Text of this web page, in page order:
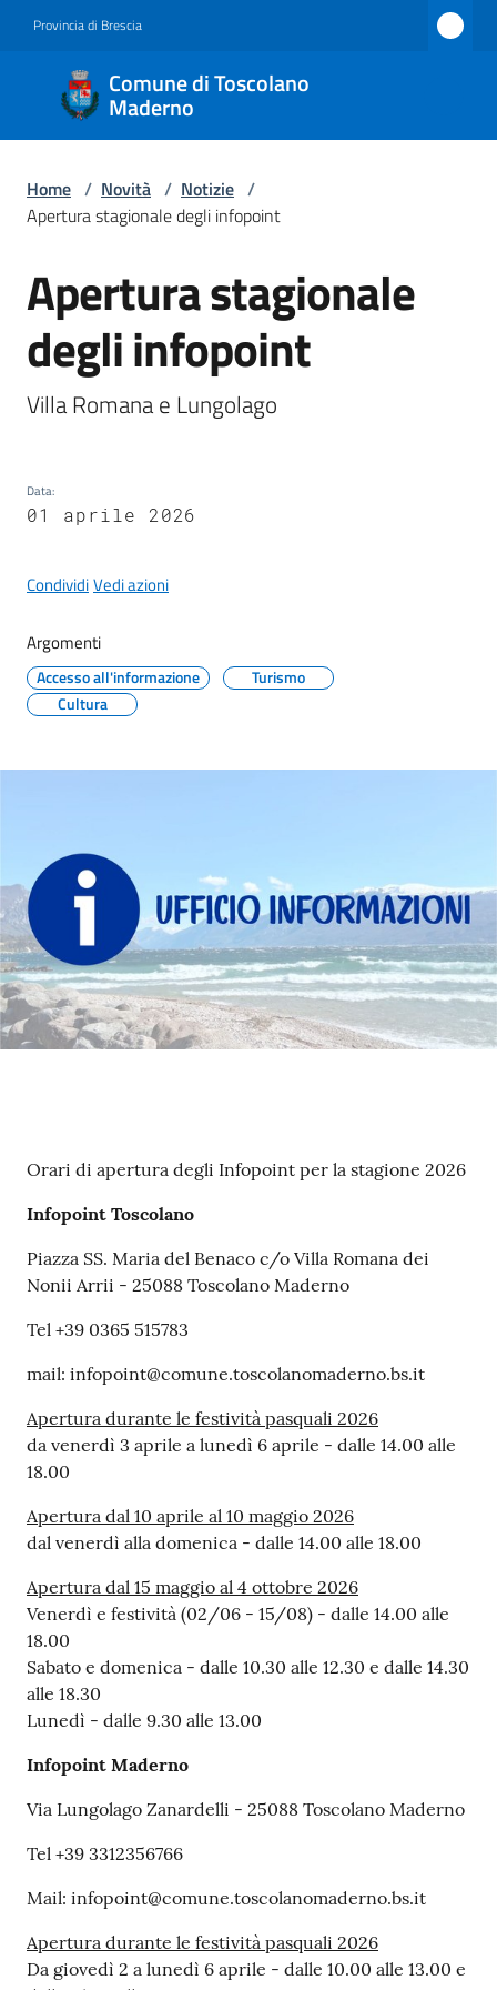
Provincia di Brescia
Comune di Toscolano
Maderno
Comune
di
Toscolano
Maderno
Amministrazione
Novità
Menu selezionato
Servizi
Toscolano
Maderno
P
o
r
d
a
l
o
s
e
r
s
c
l
a
t
i
i
Tutti
gli
argomenti...
Seguici
su
Home / Novità / Notizie /
Apertura stagionale degli infopoint
Salta al contenuto
Apertura stagionale
degli infopoint
Villa Romana e Lungolago
Data:
01 aprile 2026
CondividiVedi azioni
Argomenti
Accesso all'informazione
Turismo
Cultura
Contenuto
Orari di apertura degli Infopoint per la stagione 2026
Infopoint Toscolano
Piazza SS. Maria del Benaco c/o Villa Romana dei
Nonii Arrii - 25088 Toscolano Maderno
Tel +39 0365 515783
mail: infopoint@comune.toscolanomaderno.bs.it
Apertura durante le festività pasquali 2026
da venerdì 3 aprile a lunedì 6 aprile - dalle 14.00 alle
18.00
Apertura dal 10 aprile al 10 maggio 2026
dal venerdì alla domenica - dalle 14.00 alle 18.00
Apertura dal 15 maggio al 4 ottobre 2026
Venerdì e festività (02/06 - 15/08) - dalle 14.00 alle
18.00
Sabato e domenica - dalle 10.30 alle 12.30 e dalle 14.30
alle 18.30
Lunedì - dalle 9.30 alle 13.00
Infopoint Maderno
Via Lungolago Zanardelli - 25088 Toscolano Maderno
Tel +39 3312356766
Mail: infopoint@comune.toscolanomaderno.bs.it
Apertura durante le festività pasquali 2026
Da giovedì 2 a lunedì 6 aprile - dalle 10.00 alle 13.00 e